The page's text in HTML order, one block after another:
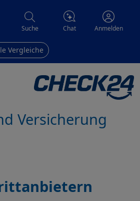
Suche Chat Anmelden
Vergleiche
Versicherung